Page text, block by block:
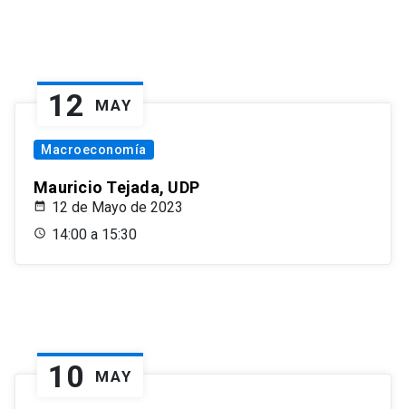
12 MAY
Macroeconomía
Mauricio Tejada, UDP
12 de Mayo de 2023
14:00 a 15:30
10 MAY